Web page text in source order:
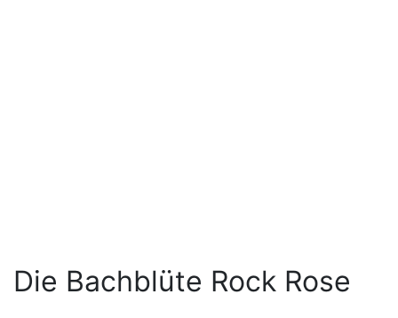
Die Bachblüte Rock Rose